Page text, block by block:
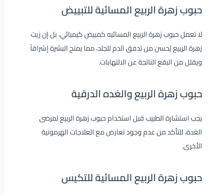
حبوب زهرة الربيع المسائية للتبييض
لا تعمل حبوب زهرة الربيع المسائيه كمبيض كيميائي، بل إن زيت
زهرة الربيع يُحسن من تدفق الدم للجلد، مما يمنح البشرة إشراقاً
ويقلل من البقع الناتجة عن الالتهابات.
حبوب زهرة الربيع والغده الدرقية
يجب استشارة الطبيب قبل استخدام حبوب زهرة الربيع لمرضى
الغدة، للتأكد من عدم وجود تعارض مع العلاجات الهرمونية
الأخرى.
حبوب زهرة الربيع المسائية للتكيس